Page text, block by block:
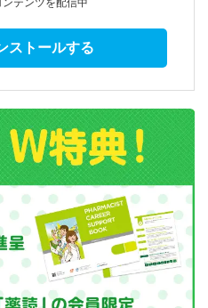
テンツを配信中
ストールする